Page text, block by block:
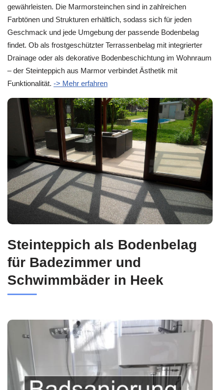
gewährleisten. Die Marmorsteinchen sind in zahlreichen
Farbtönen und Strukturen erhältlich, sodass sich für jeden
Geschmack und jede Umgebung der passende Bodenbelag
findet. Ob als frostgeschützter Terrassenbelag mit integrierter
Drainage oder als dekorative Bodenbeschichtung im Wohnraum
– der Steinteppich aus Marmor verbindet Ästhetik mit
Funktionalität. -> Mehr erfahren
Steinteppich als Bodenbelag
für Badezimmer und
Schwimmbäder in Heek